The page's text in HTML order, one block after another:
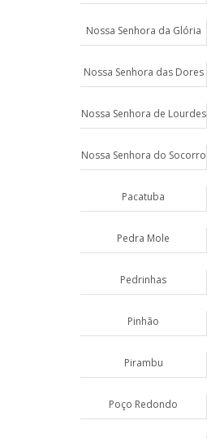
Nossa Senhora da Glória
Nossa Senhora das Dores
Nossa Senhora de Lourdes
Nossa Senhora do Socorro
Pacatuba
Pedra Mole
Pedrinhas
Pinhão
Pirambu
Poço Redondo